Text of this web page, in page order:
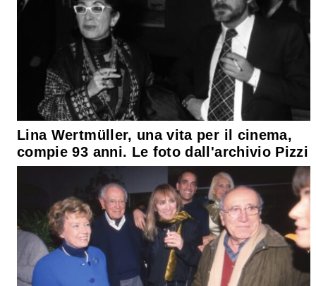
Lina Wertmüller, una vita per il cinema,
compie 93 anni. Le foto dall'archivio Pizzi